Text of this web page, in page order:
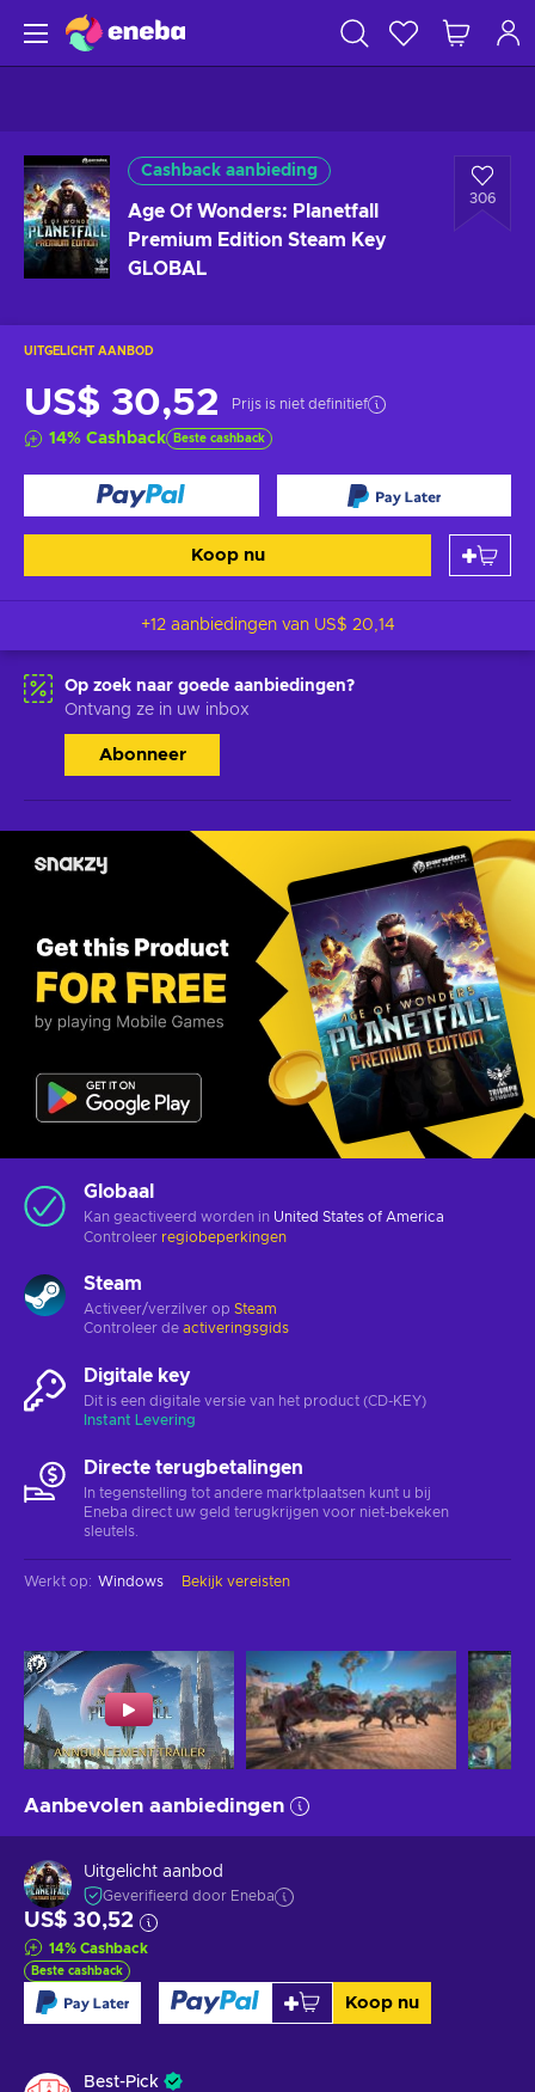
Cashback aanbieding
Age Of Wonders: Planetfall
Premium Edition Steam Key
GLOBAL
306
UITGELICHT AANBOD
US$ 30,52 Prijs is niet definitief
14% Cashback Beste cashback
Koop nu
+12 aanbiedingen van US$ 20,14
Op zoek naar goede aanbiedingen?
Ontvang ze in uw inbox
Abonneer
Globaal
Kan geactiveerd worden in United States of America
Controleer regiobeperkingen
Steam
Activeer/verzilver op Steam
Controleer de activeringsgids
Digitale key
Dit is een digitale versie van het product (CD-KEY)
Instant Levering
Directe terugbetalingen
In tegenstelling tot andere marktplaatsen kunt u bij
Eneba direct uw geld terugkrijgen voor niet-bekeken
sleutels.
Werkt op: Windows Bekijk vereisten
Aanbevolen aanbiedingen
Uitgelicht aanbod
Geverifieerd door Eneba
US$ 30,52
14% Cashback
Beste cashback
Koop nu
Best-Pick